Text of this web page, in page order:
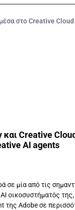
και Creative
AI agents
σε μία από τις
οικοσυστήματός
της Adobe σε